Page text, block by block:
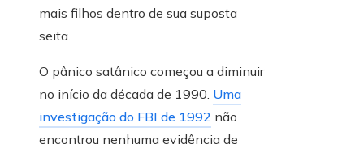
mais filhos dentro de sua suposta
seita.
O pânico satânico começou a diminuir
no início da década de 1990. Uma
investigação do FBI de 1992 não
encontrou nenhuma evidência de